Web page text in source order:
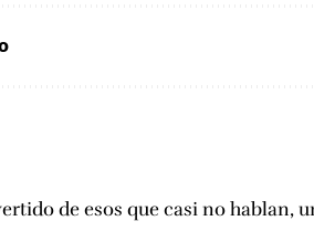
de esos que casi no hablan,